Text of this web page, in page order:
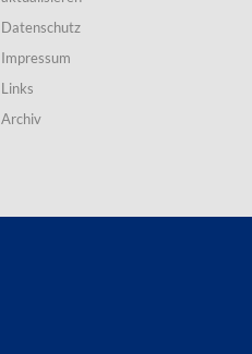
Datenschutz
Impressum
Links
Archiv